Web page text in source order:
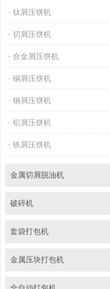
钛屑压饼机
切屑压饼机
合金屑压饼机
铜屑压饼机
钢屑压饼机
铝屑压饼机
铁屑压饼机
金属切屑脱油机
破碎机
套袋打包机
金属压块打包机